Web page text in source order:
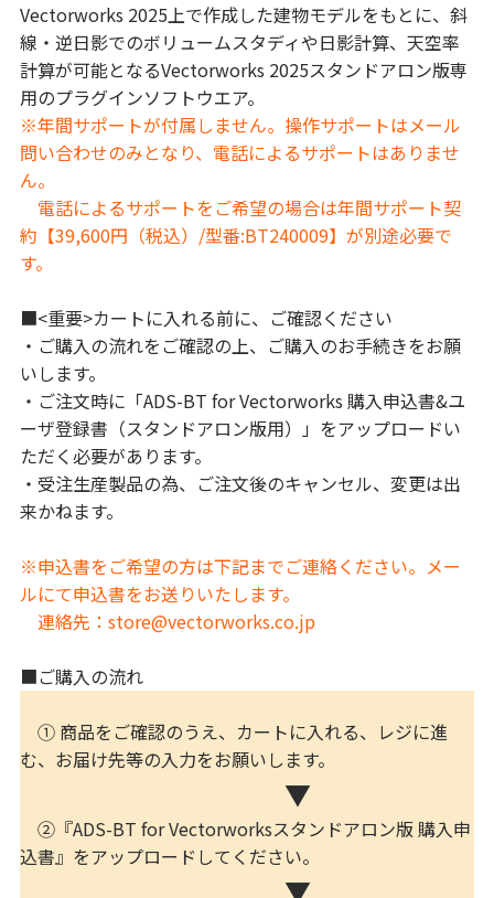
Vectorworks 2025上で作成した建物モデルをもとに、斜
線・逆日影でのボリュームスタディや日影計算、天空率
計算が可能となるVectorworks 2025スタンドアロン版専
用のプラグインソフトウエア。
※年間サポートが付属しません。操作サポートはメール
問い合わせのみとなり、電話によるサポートはありませ
ん。
電話によるサポートをご希望の場合は年間サポート契
約【39,600円（税込）/型番:BT240009】が別途必要で
す。
■<重要>カートに入れる前に、ご確認ください
・ご購入の流れをご確認の上、ご購入のお手続きをお願
いします。
・ご注文時に「ADS-BT for Vectorworks 購入申込書&ユ
ーザ登録書（スタンドアロン版用）」をアップロードい
ただく必要があります。
・受注生産製品の為、ご注文後のキャンセル、変更は出
来かねます。
※申込書をご希望の方は下記までご連絡ください。メー
ルにて申込書をお送りいたします。
連絡先：store@vectorworks.co.jp
■ご購入の流れ
① 商品をご確認のうえ、カートに入れる、レジに進
む、お届け先等の入力をお願いします。
▼
②『ADS-BT for Vectorworksスタンドアロン版 購入申
込書』をアップロードしてください。